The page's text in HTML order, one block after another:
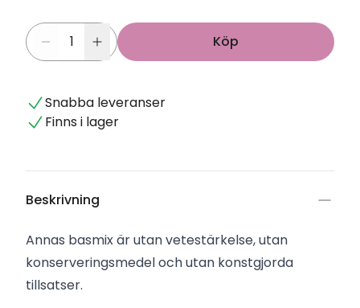
Köp
Snabba leveranser
Finns i lager
Beskrivning
Annas basmix är utan vetestärkelse, utan
konserveringsmedel och utan konstgjorda
tillsatser.